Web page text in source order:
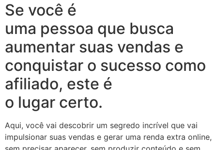
Se você é
uma pessoa que busca
aumentar suas vendas e
conquistar o sucesso como
afiliado, este é
o lugar certo.
Aqui, você vai descobrir um segredo incrível que vai
impulsionar suas vendas e gerar uma renda extra online,